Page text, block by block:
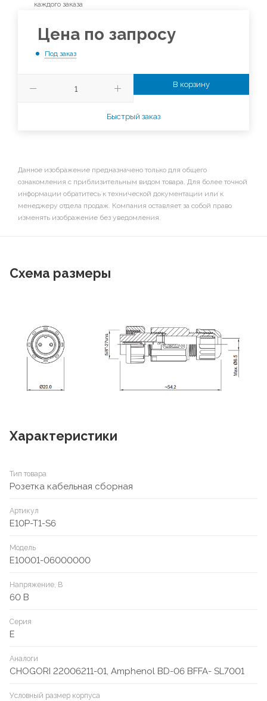
каждого заказа
Цена по запросу
Под заказ
В корзину
Быстрый заказ
Данное изображение предназначено только для общего
ознакомления с приблизительным видом товара. Для более точной
информации обратитесь к технической документации или к
менеджеру отдела продаж. Компания оставляет за собой право
изменять изображение без уведомления.
Схема размеры
Характеристики
Тип товара
Розетка кабельная сборная
Артикул
E10P-T1-S6
Модель
E10001-06000000
Напряжение, В
60 В
Серия
E
Аналоги
CHOGORI 22006211-01, Amphenol BD-06 BFFA- SL7001
Условный размер корпуса